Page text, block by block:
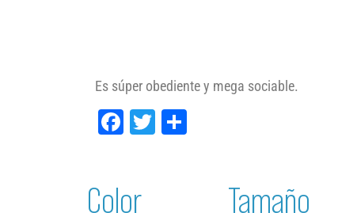
Es súper obediente y mega sociable.
Facebook
Twitter
Color Tamaño